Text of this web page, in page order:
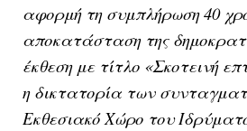
αφορμή τη συμπλήρωση 40
αποκατάσταση της
έκθεση με τίτλο «Σκοτεινή
η δικτατορία των
Εκθεσιακό Χώρο του